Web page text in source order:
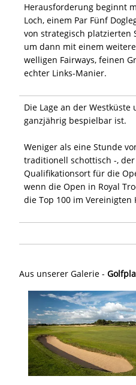
Herausforderung beginnt
Loch, einem Par Fünf
von strategisch platzierten
um dann mit einem
welligen Fairways, feinen
echter Links-Manier.
Die Lage an der
ganzjährig bespielbar ist.
Weniger als eine Stunde
traditionell schottisch -,
Qualifikationsort für die
wenn die Open in Royal
die Top 100 im Vereinigten
Aus unserer Galerie -